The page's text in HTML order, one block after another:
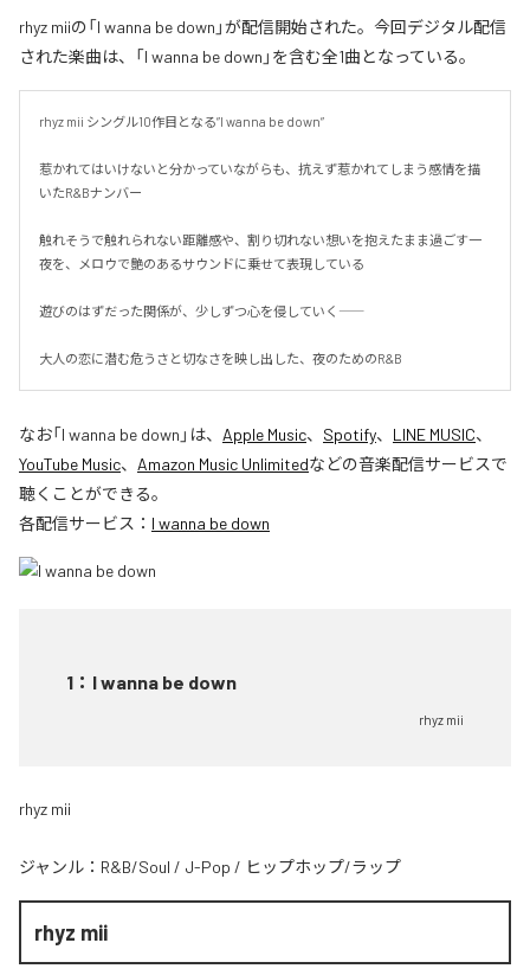
rhyz miiの「I wanna be down」が配信開始された。今回デジタル配信
された楽曲は、「I wanna be down」を含む全1曲となっている。
rhyz mii シングル10作目となる”I wanna be down”
惹かれてはいけないと分かっていながらも、抗えず惹かれてしまう感情を描
いたR&Bナンバー
触れそうで触れられない距離感や、割り切れない想いを抱えたまま過ごす一
夜を、メロウで艶のあるサウンドに乗せて表現している
遊びのはずだった関係が、少しずつ心を侵していく――
大人の恋に潜む危うさと切なさを映し出した、夜のためのR&B
なお「I wanna be down 」は、 Apple Music、 Spotify、 LINE MUSIC、
YouTube Music、 Amazon Music Unlimitedなどの音楽配信サービスで
聴くことができる。
各配信サービス： I wanna be down
1 ： I wanna be down
rhyz mii
rhyz mii
ジャンル： R&B/Soul / J-Pop / ヒップホップ/ラップ
rhyz mii